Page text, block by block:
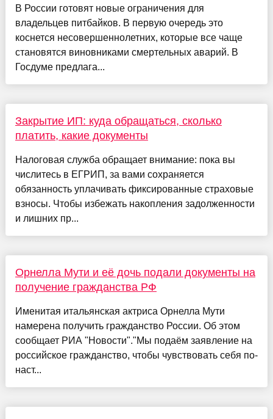
В России готовят новые ограничения для
владельцев питбайков. В первую очередь это
коснется несовершеннолетних, которые все чаще
становятся виновниками смертельных аварий. В
Госдуме предлага...
Закрытие ИП: куда обращаться, сколько
платить, какие документы
Налоговая служба обращает внимание: пока вы
числитесь в ЕГРИП, за вами сохраняется
обязанность уплачивать фиксированные страховые
взносы. Чтобы избежать накопления задолженности
и лишних пр...
Орнелла Мути и её дочь подали документы на
получение гражданства РФ
Именитая итальянская актриса Орнелла Мути
намерена получить гражданство России. Об этом
сообщает РИА "Новости"."Мы подаём заявление на
российское гражданство, чтобы чувствовать себя по-
наст...